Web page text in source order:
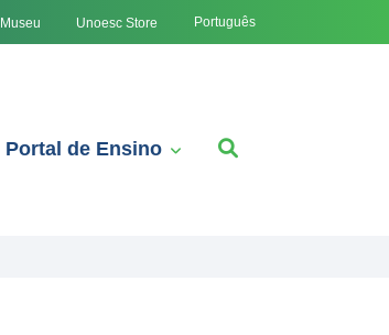
Museu Unoesc Store Português
Portal de Ensino